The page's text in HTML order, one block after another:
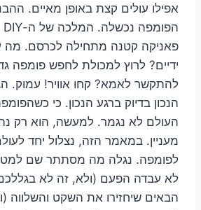
אפילו עולים קצת באופן מאיים.
פאניקה קטנה מתחילה לכרסם. מה
ידיים? לרוץ למכולת לחפש פומפה
להתקשר לאמא? קחו אוויר! עמוק.
הנכון בדיוק ברגע הנכון. כי
העולם לא נגמר. למעשה, הוא רק
מעניין. במאמר הזה, נצלול יחד
לפומפה. נגלה מה מסתתר שם
לא עבדה הפעם (ולא, זה לא
הבאים שיחזירו את השקט והשלווה